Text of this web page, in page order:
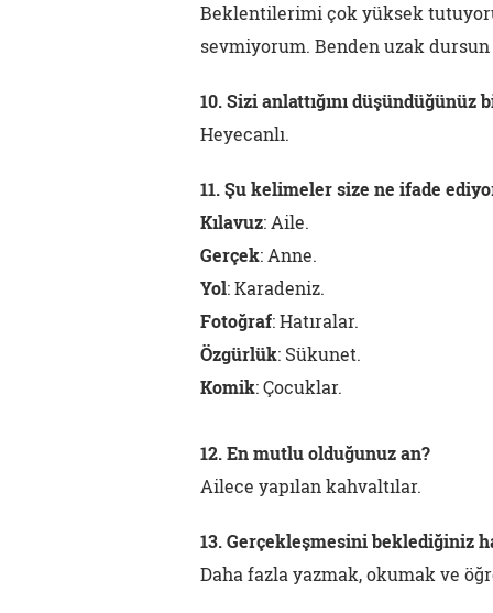
Beklentilerimi çok yüksek
sevmiyorum. Benden uzak dursun
10. Sizi anlattığını düşündüğünüz
Heyecanlı.
11. Şu kelimeler size ne ifade
Kılavuz: Aile.
Gerçek: Anne.
Yol: Karadeniz.
Fotoğraf: Hatıralar.
Özgürlük: Sükunet.
Komik: Çocuklar.
12. En mutlu olduğunuz an?
Ailece yapılan kahvaltılar.
13. Gerçekleşmesini beklediğiniz
Daha fazla yazmak, okumak ve